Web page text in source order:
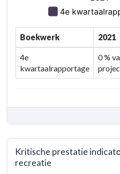
Boekwerk 2021
4e
kwartaalrapportage
0 %
Kritische prestatie
recreatie